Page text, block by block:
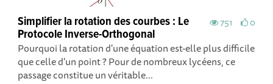
751 0
Simplifier la rotation des courbes : Le
Protocole Inverse-Orthogonal
Pourquoi la rotation d'une équation est-elle plus difficile
que celle d'un point ? Pour de nombreux lycéens, ce
passage constitue un véritable...